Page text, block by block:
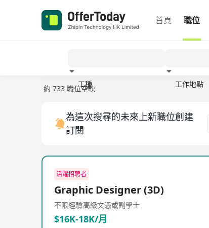
首頁 職位
工種 工作地點
約 733 職位空缺
為這次搜尋的未來上新職位創建
訂閱
活躍招聘者
Graphic Designer (3D)
不限經驗高級文憑或副學士
$16K-18K/月